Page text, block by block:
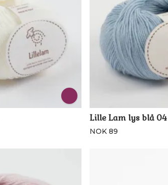
Lille Lam lys blå 04
NOK 89